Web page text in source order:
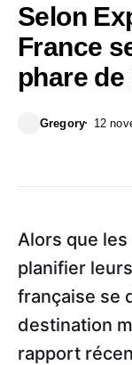
Selon
France
phare de
Gregory 12
Alors que
planifier
française se
destination
rapport